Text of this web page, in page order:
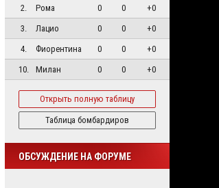
2.
Рома 0 0
+0
3.
Лацио 0 0
+0
4.
Фиорентина 0 0
+0
10.
Милан 0 0 +0
Открыть полную таблицу
Таблица бомбардиров
ОБСУЖДЕНИЕ НА ФОРУМЕ